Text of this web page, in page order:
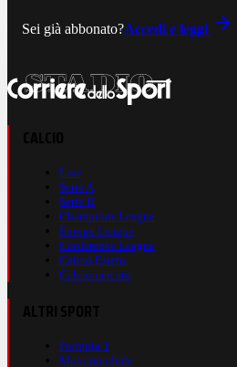
Sei già abbonato?Accedi e leggi
Live
Serie A
Serie B
Champions League
Europa League
Conference League
Calcio Estero
Calciomercato
Formula 1
Motomondiale